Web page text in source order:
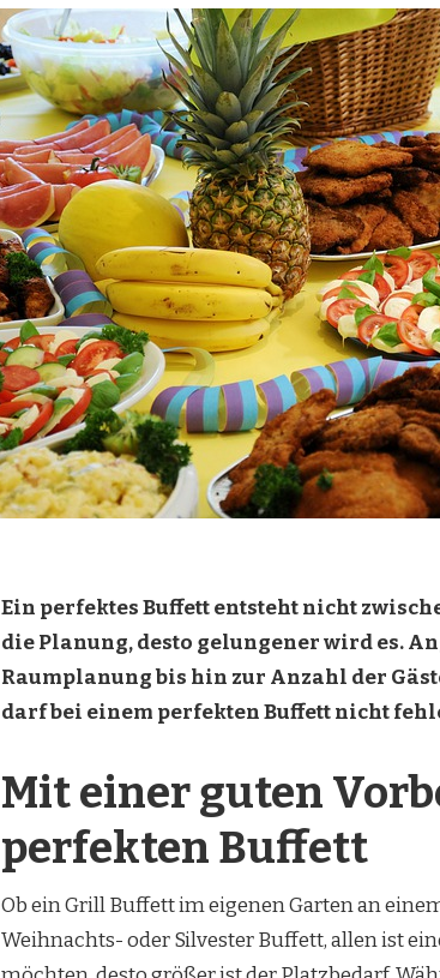
Ein perfektes Buffett entsteht nicht
die Planung, desto gelungener wird es.
Raumplanung bis hin zur Anzahl der
darf bei einem perfekten Buffett nicht
Mit einer guten
perfekten Buffett
Ob ein Grill Buffett im eigenen Garten an
Weihnachts- oder Silvester Buffett, allen ist